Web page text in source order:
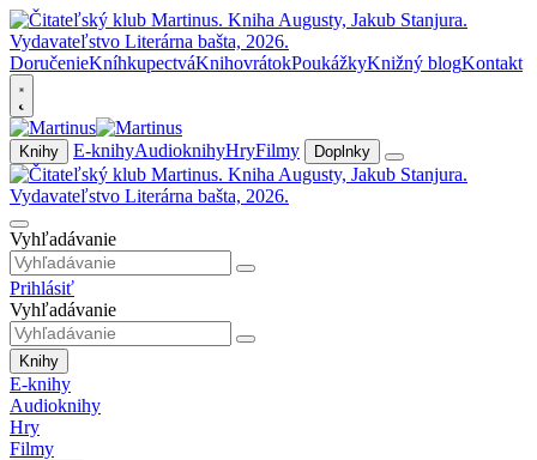
DoručenieKníhkupectváKnihovrátokPoukážkyKnižný blogKontakt
Knihy E-knihyAudioknihyHryFilmy Doplnky
Vyhľadávanie
Prihlásiť
Vyhľadávanie
Knihy
E-knihy
Audioknihy
Hry
Filmy